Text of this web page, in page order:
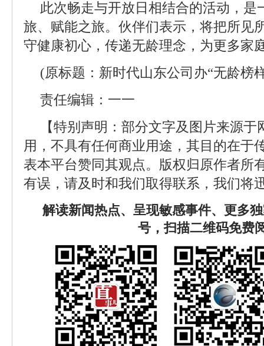
此次畅走与开放日相结合的活动，是
旅、赋能之旅。伙伴们表示，将把所见
守健康初心，传递无龄理念，为更多家
(原标题：新时代山东公司办“无龄榜
责任编辑：一一
【特别声明：部分文字及图片来源
用，不具有任何商业用途，其目的在于
表本平台赞同其观点。版权归原作者所
有误，请及时和我们取得联系，我们将
解读新闻热点、呈现敏感事件、更多
号，扫描二维码免费